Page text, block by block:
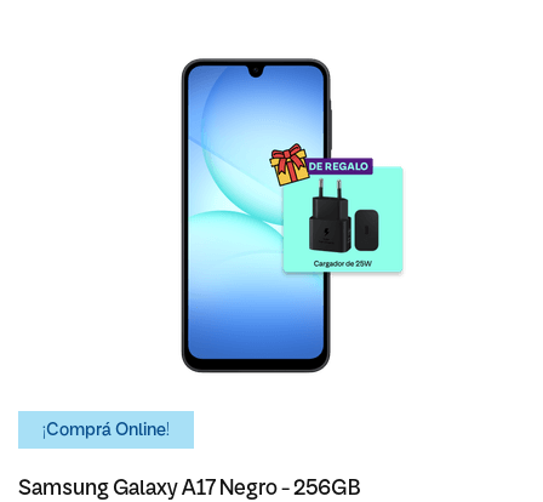
¡Comprá Online!
Samsung Galaxy A17 Negro - 256GB